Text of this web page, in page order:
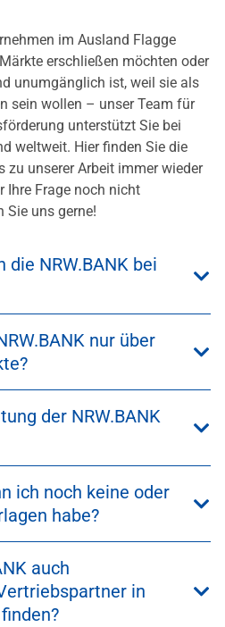
im Ausland Flagge
erschließen möchten oder
unumgänglich ist, weil sie als
sein wollen – unser Team für
unterstützt Sie bei
weltweit. Hier finden Sie die
zu unserer Arbeit immer wieder
Ihre Frage noch nicht
Sie uns gerne!
NRW.BANK bei
nur über
der NRW.BANK
ich noch keine oder
habe?
auch
in